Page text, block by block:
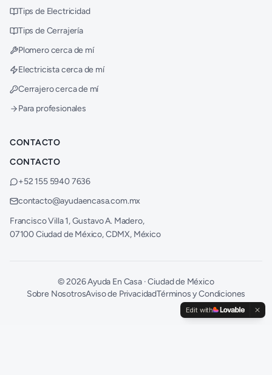
Tips de Electricidad
Tips de Cerrajería
Plomero cerca de mí
Electricista cerca de mí
Cerrajero cerca de mí
Para profesionales
CONTACTO
CONTACTO
+52 155 5940 7636
contacto@ayudaencasa.com.mx
Francisco Villa 1, Gustavo A. Madero,
07100 Ciudad de México, CDMX, México
©2026Ayuda En Casa · Ciudad de México
Sobre NosotrosAviso de PrivacidadTérminos y Condiciones
Edit with